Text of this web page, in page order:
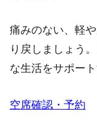
痛みのない、軽
り戻しましょう
な生活をサポー
空席確認・予約